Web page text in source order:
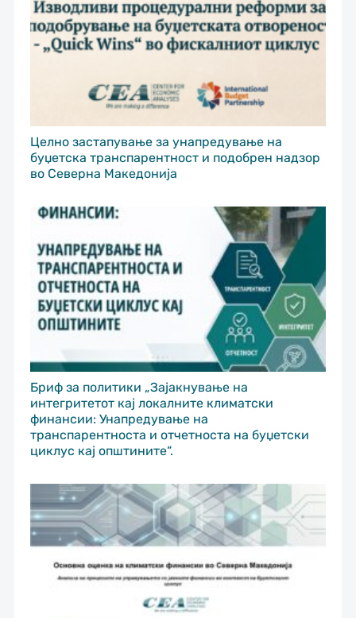
Целно застапување за унапредување на
буџетска транспарентност и подобрен надзор
во Северна Македонија
Бриф за политики „Зајакнување на
интегритетот кај локалните климатски
финансии: Унапредување на
транспарентноста и отчетноста на буџетски
циклус кај општините“.